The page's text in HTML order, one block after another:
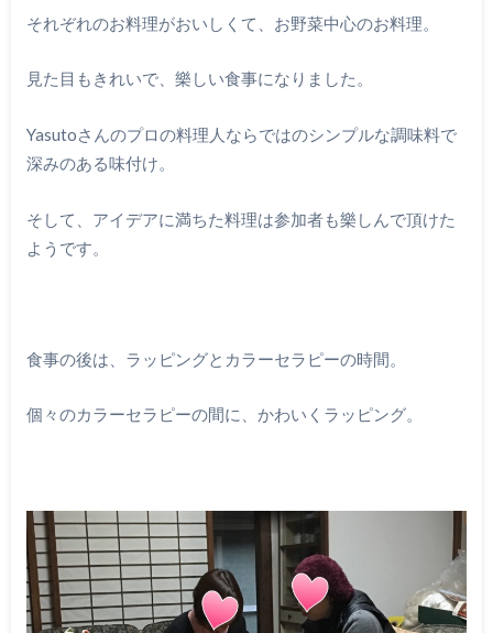
それぞれのお料理がおいしくて、お野菜中心のお料理。
見た目もきれいで、樂しい食事になりました。
Yasutoさんのプロの料理人ならではのシンプルな調味料で
深みのある味付け。
そして、アイデアに満ちた料理は参加者も樂しんで頂けた
ようです。
食事の後は、ラッピングとカラーセラピーの時間。
個々のカラーセラピーの間に、かわいくラッピング。